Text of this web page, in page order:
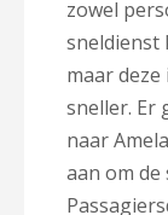
zowel
sneldienst
maar
sneller. Er
naar
aan om